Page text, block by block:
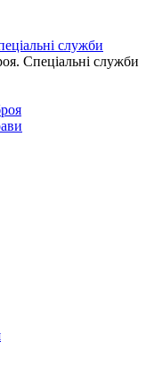
служби
Спеціальні служби